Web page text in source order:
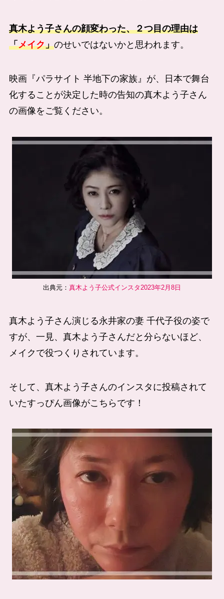
真木よう子さんの顔変わった、２つ目の理由は
「メイク」のせいではないかと思われます。
映画『パラサイト 半地下の家族』が、日本で舞台
化することが決定した時の告知の真木よう子さん
の画像をご覧ください。
出典元： 真木よう子公式インスタ2023年2月8日
真木よう子さん演じる永井家の妻 千代子役の姿で
すが、一見、真木よう子さんだと分らないほど、
メイクで役つくりされています。
そして、真木よう子さんのインスタに投稿されて
いたすっぴん画像がこちらです！